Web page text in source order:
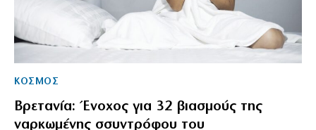
ΚΟΣΜΟΣ
Βρετανία: Ένοχος για 32 βιασμούς της
ναρκωμένης σσυντρόφου του